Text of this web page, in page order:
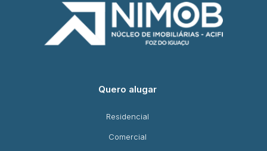
Quero alugar
Residencial
Comercial